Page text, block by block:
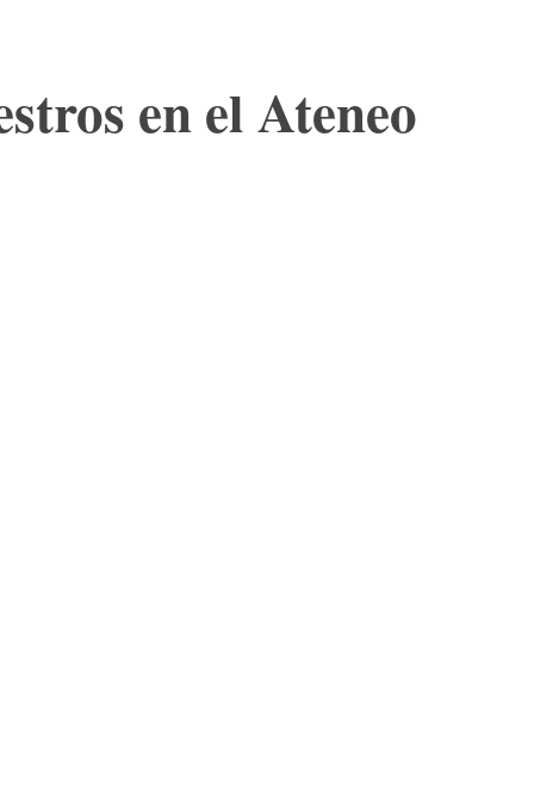
en el Ateneo